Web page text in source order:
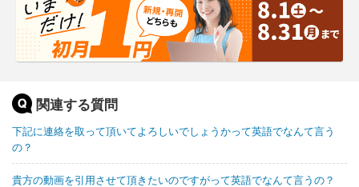
関連する質問
下記に連絡を取って頂いてよろしいでしょうかって英語でなんて言う
の？
貴方の動画を引用させて頂きたいのですがって英語でなんて言うの？